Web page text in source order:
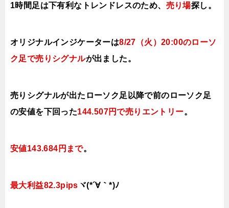
1時間足は下有利なトレンドレスのため、 売り場探し。
オリジナルインジケーターは8/27（火 ）20:00のローソ
ク足で売り シグナルが出ました。
売りシグナルが出たローソク足以降で前のローソク足
の安値を下回った144.507円で売りエントリー。
安値143.684円まで。
最大利益82.3pips ヾ(*´∀｀*)ﾉ